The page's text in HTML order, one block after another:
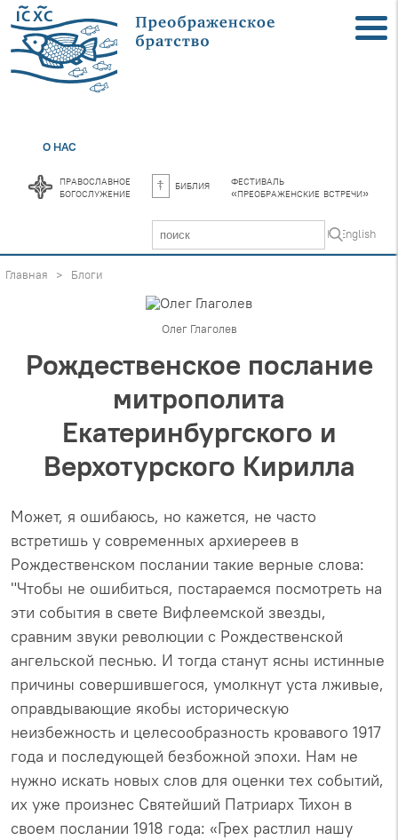
О НАС
православное
богослужение библия фестиваль
«преображенские встречи»
In English
Главная > Блоги
Олег Глаголев
Рождественское послание
митрополита
Екатеринбургского и
Верхотурского Кирилла
Может, я ошибаюсь, но кажется, не часто
встретишь у современных архиереев в
Рождественском послании такие верные слова:
"Чтобы не ошибиться, постараемся посмотреть на
эти события в свете Вифлеемской звезды,
сравним звуки революции с Рождественской
ангельской песнью. И тогда станут ясны истинные
причины совершившегося, умолкнут уста лживые,
оправдывающие якобы историческую
неизбежность и целесообразность кровавого 1917
года и последующей безбожной эпохи. Нам не
нужно искать новых слов для оценки тех событий,
их уже произнес Святейший Патриарх Тихон в
своем послании 1918 года: «Грех растлил нашу